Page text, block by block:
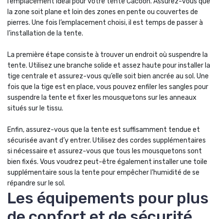
la zone soit plane et loin des zones en pente ou couvertes de
pierres. Une fois l’emplacement choisi, il est temps de passer à
l’installation de la tente.
La première étape consiste à trouver un endroit où suspendre la
tente. Utilisez une branche solide et assez haute pour installer la
tige centrale et assurez-vous qu’elle soit bien ancrée au sol. Une
fois que la tige est en place, vous pouvez enfiler les sangles pour
suspendre la tente et fixer les mousquetons sur les anneaux
situés sur le tissu.
Enfin, assurez-vous que la tente est suffisamment tendue et
sécurisée avant d’y entrer. Utilisez des cordes supplémentaires
si nécessaire et assurez-vous que tous les mousquetons sont
bien fixés. Vous voudrez peut-être également installer une toile
supplémentaire sous la tente pour empêcher l’humidité de se
répandre sur le sol.
Les équipements pour plus